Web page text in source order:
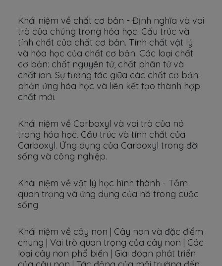
Khái niệm về chất cơ bản - Định nghĩa và vai
trò của chúng trong hóa học. Cấu trúc và
tính chất của chất cơ bản. Tính chất vật lý
và hóa học của chất cơ bản. Các loại chất
cơ bản: chất nguyên tử, chất phân tử và
chất ion. Sự tương tác giữa các chất cơ bản:
phản ứng hóa học và liên kết tạo thành hợp
chất mới.
Khái niệm về Carboxyl và vai trò của nó
trong hóa học. Cấu trúc và tính chất của
Carboxyl. Ứng dụng của Carboxyl trong đời
sống và công nghiệp.
Khái niệm về vật lý học hình thành - Tầm
quan trọng và ứng dụng của nó trong cuộc
sống
Khái niệm về cây non | Cây non và đặc điểm
chung | Vai trò quan trọng của cây non | Các
loại cây non phổ biến | Giai đoạn phát triển